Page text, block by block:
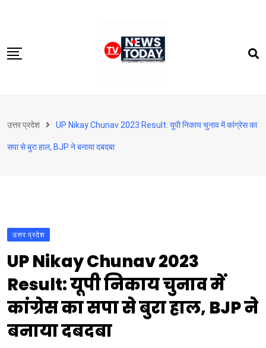
content
दिल्‍ली-एनसीआर
उत्तराखंड
बिजनेस
विदेश
उत्तर प्रदेश UP Nikay Chunav 2023 Result: यूपी निकाय चुनाव में कांग्रेस का
सपा से बुरा हाल, BJP ने बनाया दबदबा
उत्तर प्रदेश
UP Nikay Chunav 2023
Result: यूपी निकाय चुनाव में
कांग्रेस का सपा से बुरा हाल, BJP ने
बनाया दबदबा